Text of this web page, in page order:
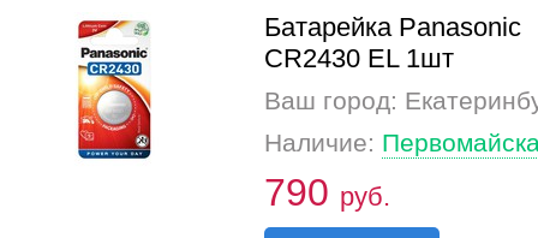
Батарейка Panasonic
CR2430 EL 1шт
Ваш город:
Наличие:
790 руб.